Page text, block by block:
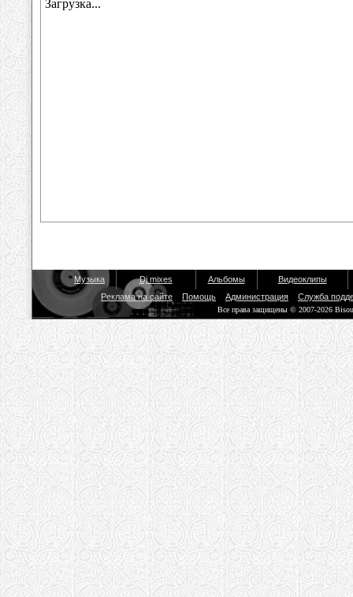
Музыка Dj mixes Альбомы
Видеоклипы
Реклама на сайте
Помощь Администрация Служба
Все права защищены © 2007-2026